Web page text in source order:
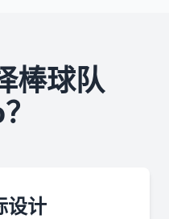
棒球队
设计